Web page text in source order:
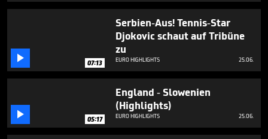
 07:13
Serbien-Aus! Tennis-Star
Djokovic schaut auf Tribüne
zu
EURO HIGHLIGHTS 25.06.
 05:17
England - Slowenien
(Highlights)
EURO HIGHLIGHTS 25.06.